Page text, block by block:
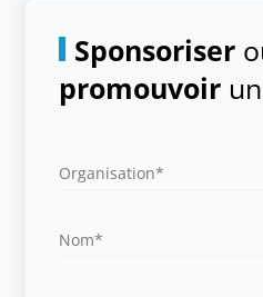
Sponsoriser
promouvoir